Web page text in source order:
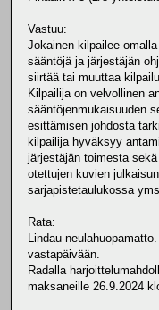
Vastuu:
Jokainen kilpailee
sääntöjä ja järjestäjän
siirtää tai muuttaa
Kilpailija on velvollinen
sääntöjenmukaisuuden
esittämisen johdosta
kilpailija hyväksyy
järjestäjän toimesta
otettujen kuvien
sarjapistetaulukossa
Rata:
Lindau-
vastapäivään.
Radalla
maksaneille 26.9.2024